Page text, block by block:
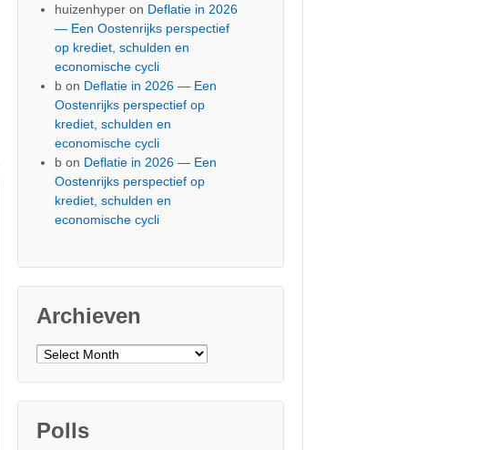
huizenhyper on Deflatie in 2026
— Een Oostenrijks perspectief
op krediet, schulden en
economische cycli
b on Deflatie in 2026 — Een
Oostenrijks perspectief op
krediet, schulden en
economische cycli
b on Deflatie in 2026 — Een
Oostenrijks perspectief op
krediet, schulden en
economische cycli
Archieven
Archieven
Polls